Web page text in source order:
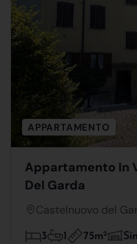
APPARTAMENTO
Appartamento In
Del Garda
Castelnuovo del
3 1 75m2